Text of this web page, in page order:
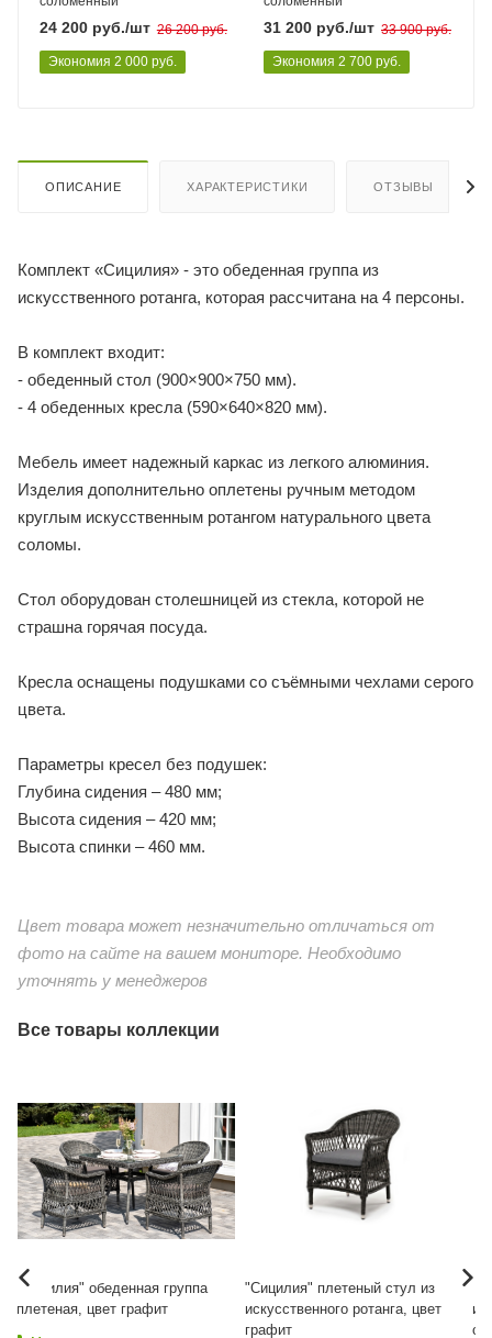
24 200руб./шт 26 200руб.
Экономия 2 000руб.
31 200 руб./шт 33 900руб.
Экономия 2 700 руб.
ОПИСАНИЕ ХАРАКТЕРИСТИКИ ОТЗЫВЫ
Комплект «Сицилия» - это обеденная группа из
искусственного ротанга, которая рассчитана на 4 персоны.
В комплект входит:
- обеденный стол (900×900×750 мм).
- 4 обеденных кресла (590×640×820 мм).
Мебель имеет надежный каркас из легкого алюминия.
Изделия дополнительно оплетены ручным методом
круглым искусственным ротангом натурального цвета
соломы.
Стол оборудован столешницей из стекла, которой не
страшна горячая посуда.
Кресла оснащены подушками со съёмными чехлами серого
цвета.
Параметры кресел без подушек:
Глубина сидения – 480 мм;
Высота сидения – 420 мм;
Высота спинки – 460 мм.
Цвет товара может незначительно отличаться от
фото на сайте на вашем мониторе. Необходимо
уточнять у менеджеров
Все товары коллекции
"Сицилия" обеденная группа
плетеная, цвет графит
"Сицилия" плетеный стул из
искусственного ротанга, цвет
графит